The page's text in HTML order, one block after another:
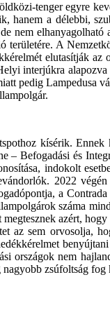
tenger egyre
hanem a délebbi,
nem
területére. A
elutasítják
interjúkra
pedig Lampedusa
kísérik.
– Befogadási és
indokolt
2022
a
száma
azért,
az sem orvosolja,
országok nem
zsúfoltság